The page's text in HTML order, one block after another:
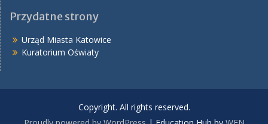
Przydatne strony
Urząd Miasta Katowice
Kuratorium Oświaty
Copyright. All rights reserved.